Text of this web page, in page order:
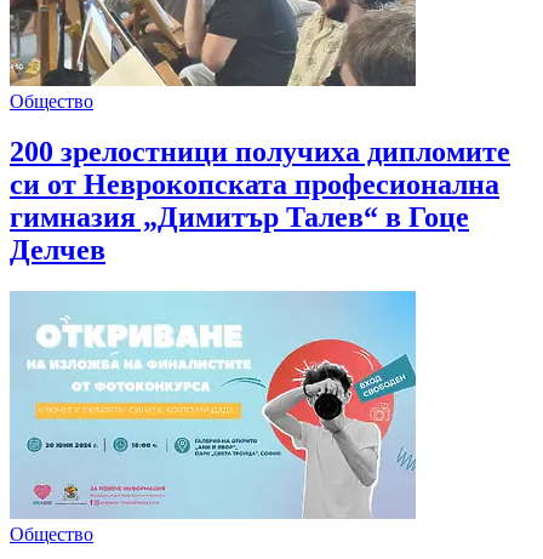
Общество
200 зрелостници получиха дипломите
си от Неврокопската професионална
гимназия „Димитър Талев“ в Гоце
Делчев
Общество